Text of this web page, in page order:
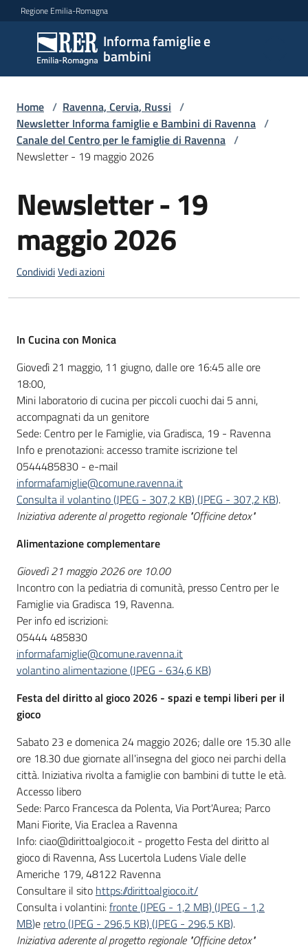
Vai al contenuto
Vai alla navigazione
Vai al footer
Regione Emilia-Romagna
Informa famiglie e
bambini
Informa
famiglie
e
bambini
Argomenti
Servizi
Centri
per
famiglie
locali
Newsletter
Home / Ravenna, Cervia, Russi /
Newsletter Informa famiglie e Bambini di Ravenna /
Canale del Centro per le famiglie di Ravenna /
Newsletter - 19 maggio 2026
Salta al contenuto
Newsletter - 19
maggio 2026
CondividiVedi azioni
In Cucina con Monica
Giovedì 21 maggio, 11 giugno, dalle ore 16:45 alle ore
18:00,
Mini laboratorio di cucina per piccoli cuochi dai 5 anni,
accompagnati da un genitore
Sede: Centro per le Famiglie, via Gradisca, 19 - Ravenna
Info e prenotazioni: accesso tramite iscrizione tel
0544485830 - e-mail
informafamiglie@comune.ravenna.it
Consulta il volantino (JPEG - 307,2 KB)(JPEG - 307,2 KB).
Iniziativa aderente al progetto regionale "Officine detox"
Alimentazione complementare
Giovedì 21 maggio 2026 ore 10.00
Incontro con la pediatria di comunità, presso Centro per le
Famiglie via Gradisca 19, Ravenna.
Per info ed iscrizioni:
05444 485830
informafamiglie@comune.ravenna.it
volantino alimentazione(JPEG - 634,6 KB)
Festa del diritto al gioco 2026 - spazi e tempi liberi per il
gioco
Sabato 23 e domenica 24 maggio 2026; dalle ore 15.30 alle
ore 18.30 due giornate all'insegna del gioco nei parchi della
città. Iniziativa rivolta a famiglie con bambini di tutte le età.
Accesso libero
Sede: Parco Francesca da Polenta, Via Port'Aurea; Parco
Mani Fiorite, Via Eraclea a Ravenna
Info: ciao@dirittoalgioco.it - progetto Festa del diritto al
gioco di Ravenna, Ass Lucertola Ludens Viale delle
Americhe 179, 48122 Ravenna
Consultare il sito https://dirittoalgioco.it/
Consulta i volantini:fronte (JPEG - 1,2 MB)(JPEG - 1,2
MB)e retro (JPEG - 296,5 KB)(JPEG - 296,5 KB).
Iniziativa aderente al progetto regionale "Officine detox"